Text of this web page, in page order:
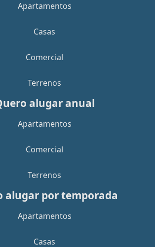
Apartamentos
Casas
Comercial
Terrenos
alugar anual
Apartamentos
Comercial
Terrenos
alugar por temporada
Apartamentos
Casas